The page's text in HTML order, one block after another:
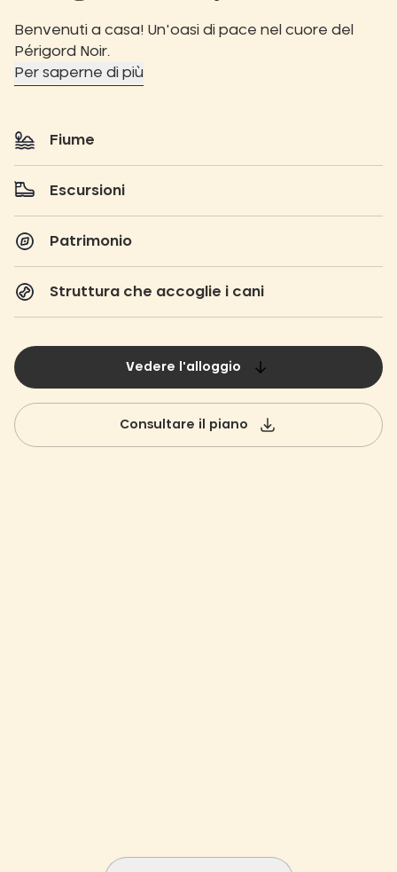
Benvenuti a casa! Un'oasi di pace nel cuore del
Périgord Noir.
Per saperne di più
Fiume
Escursioni
Patrimonio
Struttura che accoglie i cani
Vedere l'alloggio
Consultare il piano